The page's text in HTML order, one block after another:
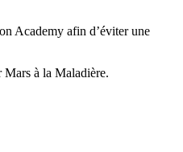
Academy afin d’éviter une
Mars à la Maladière.